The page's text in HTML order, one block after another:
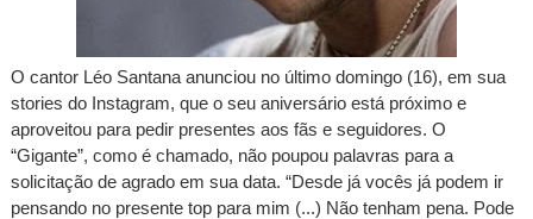
O cantor Léo Santana anunciou no último domingo (16), em sua
stories do Instagram, que o seu aniversário está próximo e
aproveitou para pedir presentes aos fãs e seguidores. O
“Gigante”, como é chamado, não poupou palavras para a
solicitação de agrado em sua data. “Desde já vocês já podem ir
pensando no presente top para mim (...) Não tenham pena. Pode